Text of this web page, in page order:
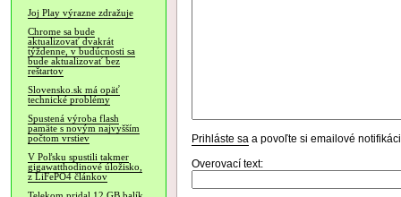
Joj Play výrazne zdražuje
Chrome sa bude
aktualizovať dvakrát
týždenne, v budúcnosti sa
bude aktualizovať bez
reštartov
Slovensko.sk má opäť
technické problémy
Spustená výroba flash
pamäte s novým najvyšším
počtom vrstiev
V Poľsku spustili takmer
gigawatthodinové úložisko,
z LiFePO4 článkov
Prihláste sa a povoľte si emailové
Overovací text: